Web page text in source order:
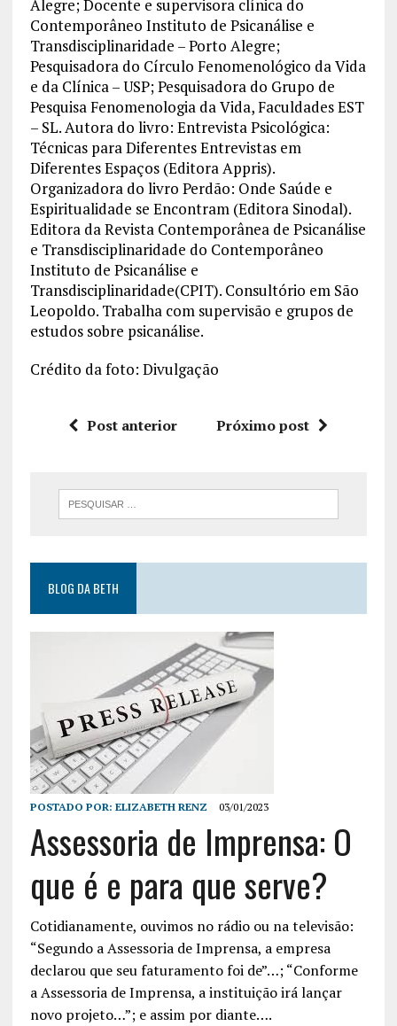
Alegre; Docente e supervisora clínica do
Contemporâneo Instituto de Psicanálise e
Transdisciplinaridade – Porto Alegre;
Pesquisadora do Círculo Fenomenológico da Vida
e da Clínica – USP; Pesquisadora do Grupo de
Pesquisa Fenomenologia da Vida, Faculdades EST
– SL. Autora do livro: Entrevista Psicológica:
Técnicas para Diferentes Entrevistas em
Diferentes Espaços (Editora Appris).
Organizadora do livro Perdão: Onde Saúde e
Espiritualidade se Encontram (Editora Sinodal).
Editora da Revista Contemporânea de Psicanálise
e Transdisciplinaridade do Contemporâneo
Instituto de Psicanálise e
Transdisciplinaridade(CPIT). Consultório em São
Leopoldo. Trabalha com supervisão e grupos de
estudos sobre psicanálise.
Crédito da foto: Divulgação
Post anterior Próximo post
BLOG DA BETH
POSTADO POR: ELIZABETH RENZ 03/01/2023
Assessoria de Imprensa: O
que é e para que serve?
Cotidianamente, ouvimos no rádio ou na televisão:
“Segundo a Assessoria de Imprensa, a empresa
declarou que seu faturamento foi de”…; “Conforme
a Assessoria de Imprensa, a instituição irá lançar
novo projeto…”; e assim por diante….